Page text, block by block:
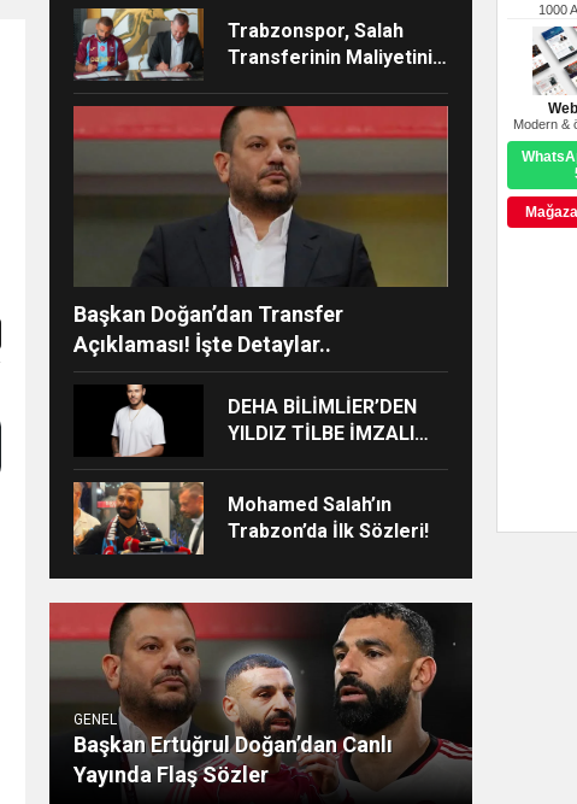
1000
Modern &
Trabzonspor, Salah
Transferinin Maliyetini
Başkan Doğan’dan Transfer
Açıklaması! İşte Detaylar..
DEHA BİLİMLİER’DEN
YILDIZ TİLBE İMZALI
Mohamed Salah’ın
Trabzon’da İlk Sözleri!
GENEL
Başkan Ertuğrul Doğan’dan Canlı
Yayında Flaş Sözler